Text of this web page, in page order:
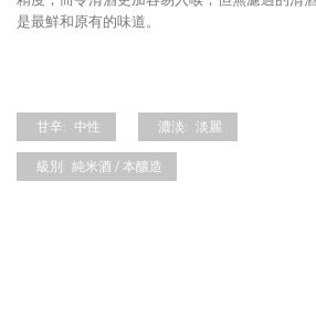
是最鮮和原有的味道。
甘辛: 中性 濃淡: 淡麗
級別: 純米酒 / 本釀造